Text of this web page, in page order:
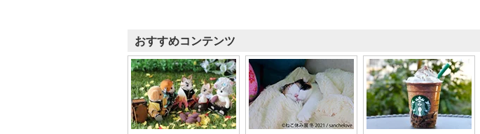
おすすめコンテンツ